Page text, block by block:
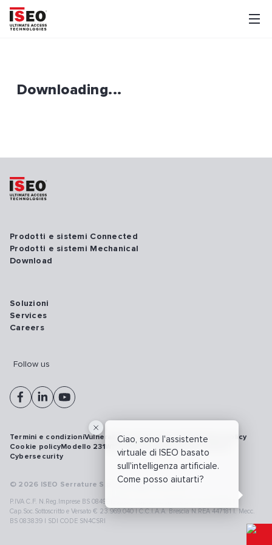
Downloading...
Ciao, sono l'assistente
virtuale di ISEO basato
sull'intelligenza artificiale.
Come posso aiutarti?
Prodotti e sistemi Connected
Prodotti e sistemi Mechanical
Download
Soluzioni
Services
Careers
Follow us
© 2026 ISEO Serrature S.p.A. All right reserved
P.IVA C.F. N.Reg.Imprese BS 08499190018 | Cap.Soc.Deliberato € 24.340.965 |
Cap.Soc.Sottoscritto e Versato € 23.969.040 | C.C.I.A.A. Brescia N.REA 447181 |. Mecc.
BS 083839 | SDI CODE SN4CSRI
Termini e condizioniVulnerability disclosure policyPrivacy policy
Cookie policyModello 231WhistleblowingRichiamo prodotti
Cybersecurity